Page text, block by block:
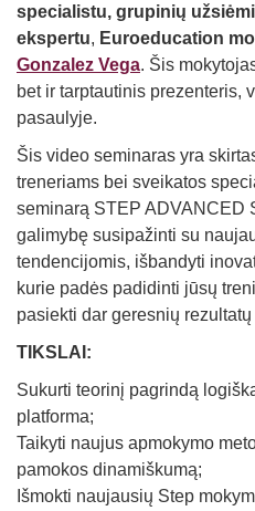
specialistu, grupinių
ekspertu, Euroeducation
Gonzalez Vega. Šis
bet ir tarptautinis prezenteris,
pasaulyje.
Šis video seminaras yra
treneriams bei sveikatos
seminarą STEP ADVANCED
galimybę susipažinti su
tendencijomis, išbandyti
kurie padės padidinti jūsų
pasiekti dar geresnių
TIKSLAI:
Sukurti teorinį pagrindą
platforma;
Taikyti naujus apmokymo
pamokos dinamiškumą;
Išmokti naujausių Step